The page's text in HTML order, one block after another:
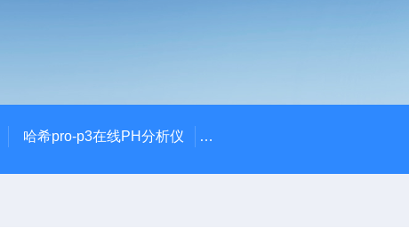
哈希pro-p3在线PH分析仪 哈希在线PH计电极PD1R1